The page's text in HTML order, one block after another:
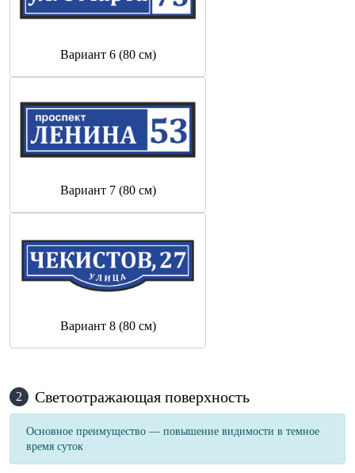
Вариант 6 (80 см)
Вариант 7 (80 см)
Вариант 8 (80 см)
2 Светоотражающая поверхность
Основное преимущество — повышение видимости в темное
время суток